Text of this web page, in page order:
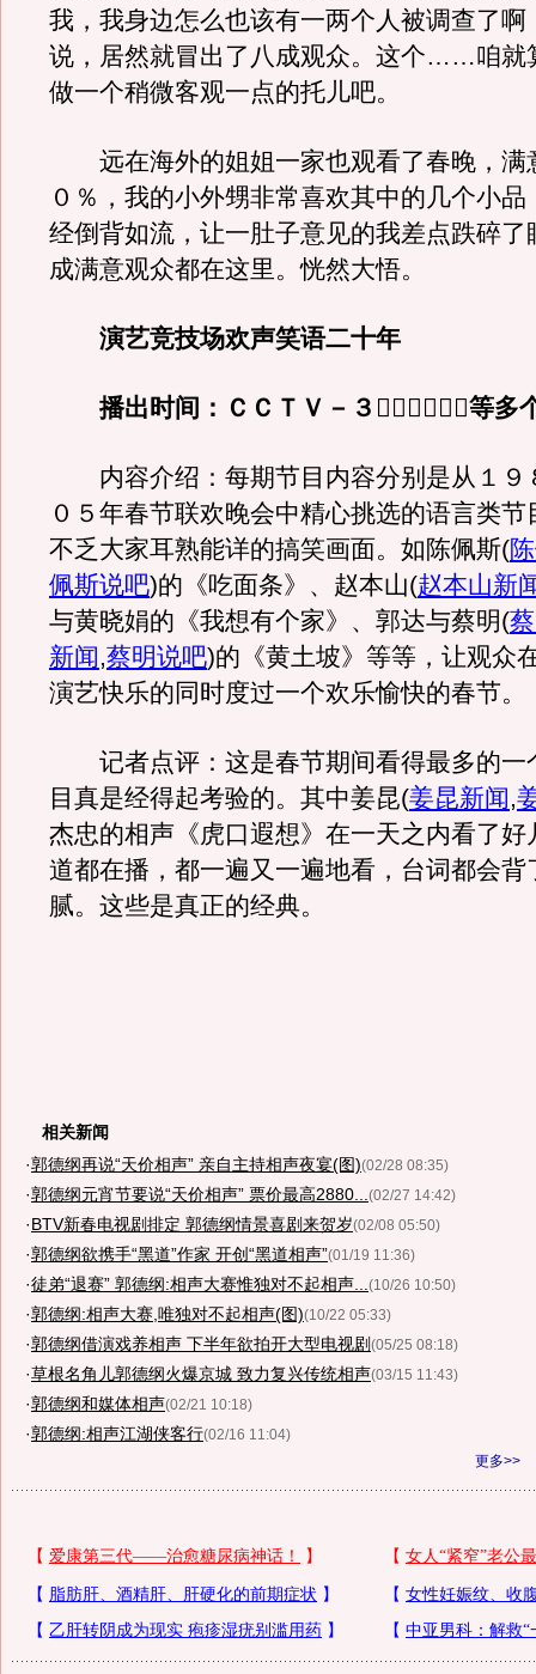
我，我身边怎么也该有一两个人被调查了啊
说，居然就冒出了八成观众。这个……咱就
做一个稍微客观一点的托儿吧。
远在海外的姐姐一家也观看了春晚，满
０％，我的小外甥非常喜欢其中的几个小
经倒背如流，让一肚子意见的我差点跌碎了
成满意观众都在这里。恍然大悟。
演艺竞技场欢声笑语二十年
播出时间：ＣＣＴＶ－３０９：１０等多
内容介绍：每期节目内容分别是从１９
０５年春节联欢晚会中精心挑选的语言类
不乏大家耳熟能详的搞笑画面。如陈佩斯(
佩斯说吧)的《吃面条》、赵本山(赵本山新
与黄晓娟的《我想有个家》、郭达与蔡明(
新闻,蔡明说吧)的《黄土坡》等等，让观众
演艺快乐的同时度过一个欢乐愉快的春节。
记者点评：这是春节期间看得最多的一
目真是经得起考验的。其中姜昆(姜昆新闻,
杰忠的相声《虎口遐想》在一天之内看了好
道都在播，都一遍又一遍地看，台词都会背
腻。这些是真正的经典。
相关新闻
·郭德纲再说“天价相声” 亲自主持相声夜宴(图)(02/28 08:35)
·郭德纲元宵节要说“天价相声” 票价最高2880... (02/27 14:42)
·BTV新春电视剧排定 郭德纲情景喜剧来贺岁(02/08 05:50)
·郭德纲欲携手“黑道”作家 开创“黑道相声”(01/19 11:36)
·徒弟“退赛” 郭德纲:相声大赛惟独对不起相声... (10/26 10:50)
·郭德纲:相声大赛,唯独对不起相声(图)(10/22 05:33)
·郭德纲借演戏养相声 下半年欲拍开大型电视剧 (05/25 08:18)
·草根名角儿郭德纲火爆京城 致力复兴传统相声(03/15 11:43)
·郭德纲和媒体相声(02/21 10:18)
·郭德纲:相声江湖侠客行(02/16 11:04)
更多>>